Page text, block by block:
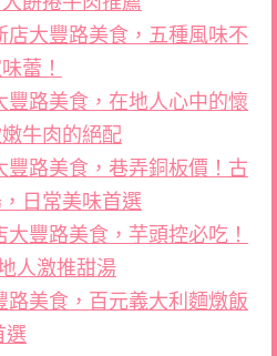
店大豐路美食，五種風味不
蕾！
豐路美食，在地人心中的懷
牛肉的絕配
豐路美食，巷弄銅板價！古
日常美味首選
豐路美食，芋頭控必吃！
人激推甜湯
路美食，百元義大利麵燉飯
選